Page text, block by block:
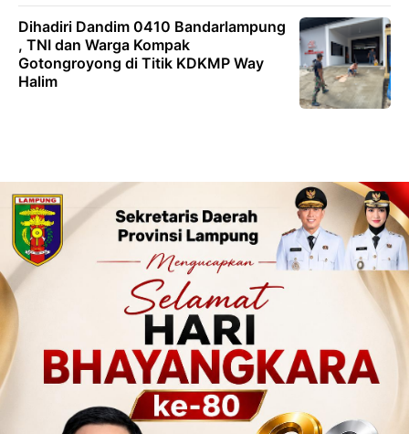
Dihadiri Dandim 0410 Bandarlampung
, TNI dan Warga Kompak
Gotongroyong di Titik KDKMP Way
Halim